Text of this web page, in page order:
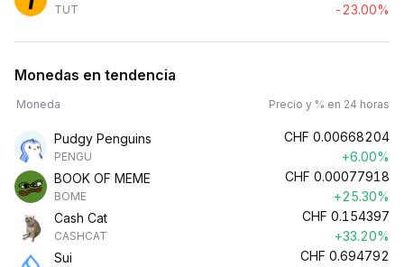
TUT
-23.00%
Monedas en tendencia
Moneda Precio y % en 24 horas
Pudgy Penguins
PENGU
CHF 0.00668204
+6.00%
BOOK OF MEME
BOME
CHF 0.00077918
+25.30%
Cash Cat
CASHCAT
CHF 0.154397
+33.20%
Sui
CHF 0.694792